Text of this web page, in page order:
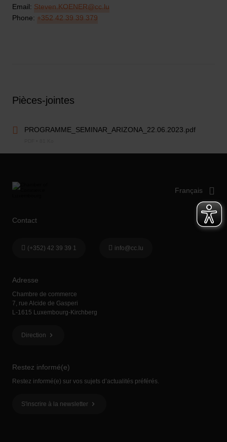
Email: Steven.KOENER@cc.lu
Phone: +352 42 39 39 379
Pièces-jointes
PROGRAMME_SEMINAR_ARIZONA_22.06.2023.pdf
Restez informé(e)
Restez informé(e) sur vos sujets d’actualités préférés.
S'inscrire à la newsletter
Adresse
Chambre de commerce
7, rue Alcide de Gasperi
L-1615 Luxembourg-Kirchberg
Direction
Contact
(+352) 42 39 39 1 info@cc.lu